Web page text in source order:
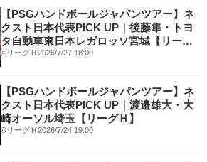
【PSGハンドボールジャパンツアー】ネ
クスト日本代表PICK UP｜後藤隼・トヨ
タ自動車東日本レガロッソ宮城【リーグ
Ｈ】
©リーグＨ2026/7/27 18:00
【PSGハンドボールジャパンツアー】ネ
クスト日本代表PICK UP｜渡邉雄大・大
崎オーソル埼玉【リーグＨ】
©リーグＨ 2026/7/24 19:00